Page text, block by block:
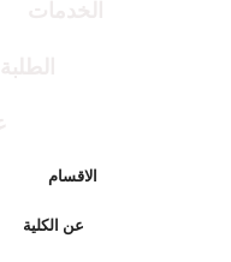
الاقسام
عن الكلية